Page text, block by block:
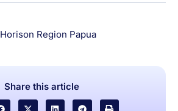
Horison Region Papua
Share this article